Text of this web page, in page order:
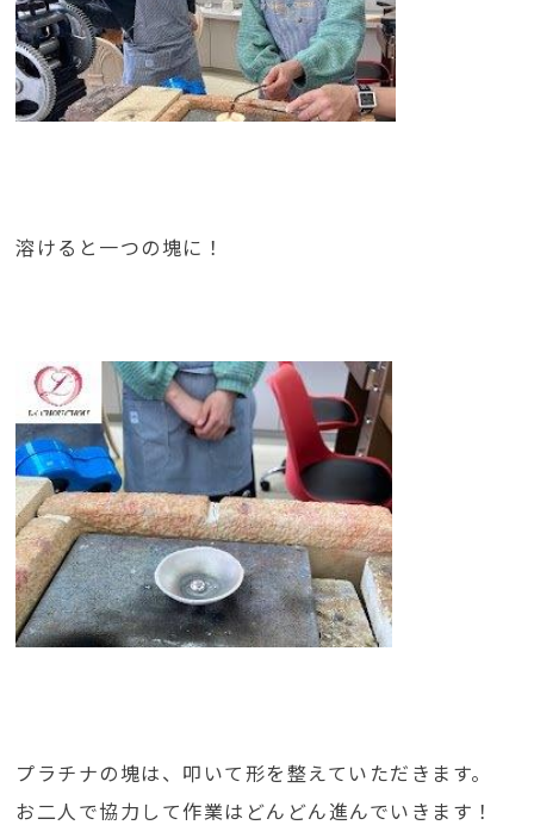
溶けると一つの塊に！
プラチナの塊は、叩いて形を整えていただきます。
お二人で協力して作業はどんどん進んでいきます！